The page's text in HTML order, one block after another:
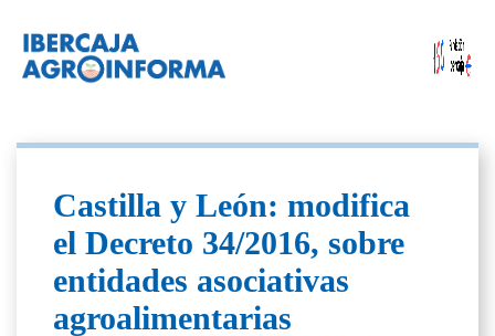
Castilla y León: modifica
el Decreto 34/2016, sobre
entidades asociativas
agroalimentarias